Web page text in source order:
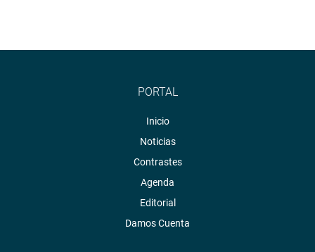
PORTAL
Inicio
Noticias
Contrastes
Agenda
Editorial
Damos Cuenta